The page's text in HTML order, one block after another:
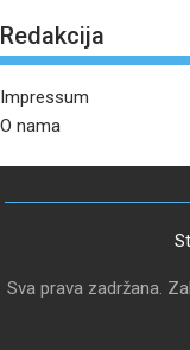
Redakcija
Impressum
O nama
Sva prava zadržana.